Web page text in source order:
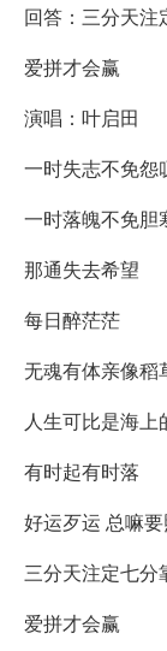
回答：三分天
爱拼才会赢
演唱：叶启田
一时失志不免怨
一时落魄不免胆
那通失去希望
每日醉茫茫
无魂有体亲像稻
人生可比是海上
有时起有时落
好运歹运 总嘛
三分天注定七分
爱拼才会赢